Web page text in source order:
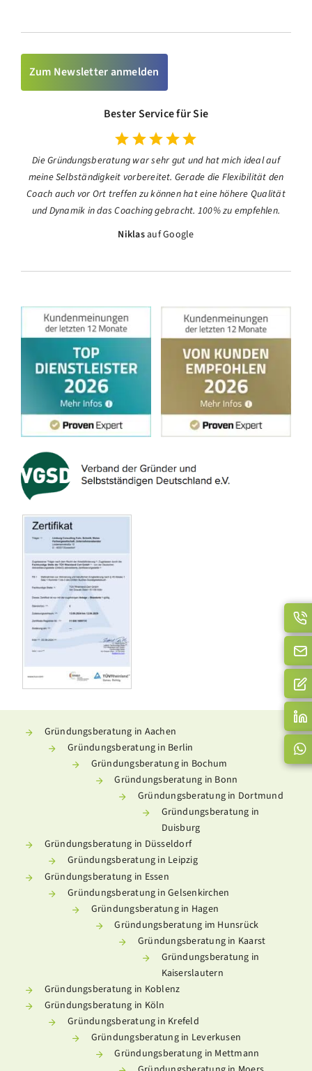
Zum Newsletter anmelden
Bester Service für Sie
Die Gründungsberatung war sehr gut und hat mich ideal auf
meine Selbständigkeit vorbereitet. Gerade die Flexibilität den
Coach auch vor Ort treffen zu können hat eine höhere Qualität
und Dynamik in das Coaching gebracht. 100% zu empfehlen.
Niklasauf Google
Gründungsberatung in Aachen
Gründungsberatung in Berlin
Gründungsberatung in Bochum
Gründungsberatung in Bonn
Gründungsberatung in Dortmund
Gründungsberatung in
Duisburg
Gründungsberatung in Düsseldorf
Gründungsberatung in Leipzig
Gründungsberatung in Essen
Gründungsberatung in Gelsenkirchen
Gründungsberatung in Hagen
Gründungsberatung im Hunsrück
Gründungsberatung in Kaarst
Gründungsberatung in
Kaiserslautern
Gründungsberatung in Koblenz
Gründungsberatung in Köln
Gründungsberatung in Krefeld
Gründungsberatung in Leverkusen
Gründungsberatung in Mettmann